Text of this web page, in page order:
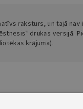
raksturs, un tajā
drukas versijā.
krājuma).